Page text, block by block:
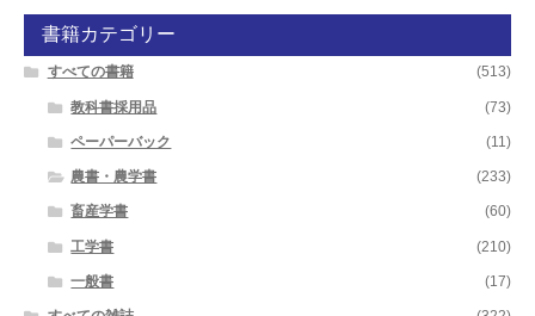
書籍カテゴリー
すべての書籍 (513)
教科書採用品 (73)
ペーパーバック (11)
農書・農学書 (233)
畜産学書 (60)
工学書 (210)
一般書 (17)